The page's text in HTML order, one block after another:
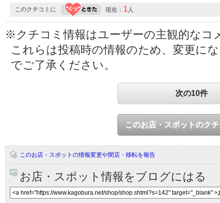
このクチコミに 現在： 1人
※クチコミ情報はユーザーの主観的なコ
これらは投稿時の情報のため、変更に
でご了承ください。
次の10件
このお店・スポットのク
このお店・スポットの情報変更や閉店・移転を報告
お店・スポット情報をブログにはる